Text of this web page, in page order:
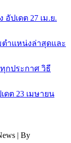
ปเดต 27 เม.ย.
ตำแหน่งล่าสุดและ
กประกาศ วิธี
ดต 23 เมษายน
| By